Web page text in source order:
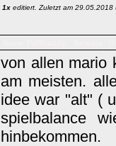
1x editiert. Zuletzt am 29.05.2018
von allen mario
am meisten.
idee war "alt" (
spielbalance
hinbekommen.